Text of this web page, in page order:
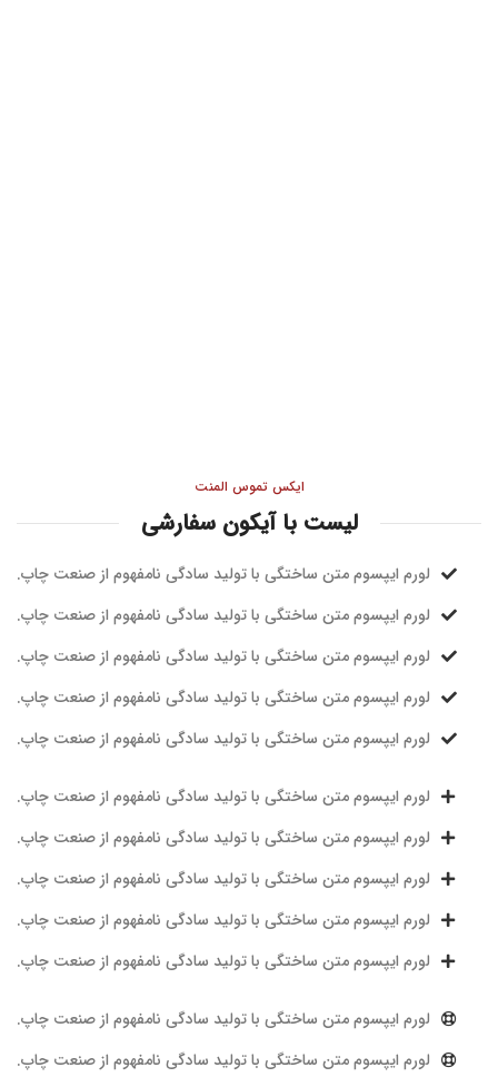
ایکس تموس المنت
لیست با آیکون سفارشی
لورم ایپسوم متن ساختگی با تولید سادگی نامفهوم از صنعت چاپ.
لورم ایپسوم متن ساختگی با تولید سادگی نامفهوم از صنعت چاپ.
لورم ایپسوم متن ساختگی با تولید سادگی نامفهوم از صنعت چاپ.
لورم ایپسوم متن ساختگی با تولید سادگی نامفهوم از صنعت چاپ.
لورم ایپسوم متن ساختگی با تولید سادگی نامفهوم از صنعت چاپ.
لورم ایپسوم متن ساختگی با تولید سادگی نامفهوم از صنعت چاپ.
لورم ایپسوم متن ساختگی با تولید سادگی نامفهوم از صنعت چاپ.
لورم ایپسوم متن ساختگی با تولید سادگی نامفهوم از صنعت چاپ.
لورم ایپسوم متن ساختگی با تولید سادگی نامفهوم از صنعت چاپ.
لورم ایپسوم متن ساختگی با تولید سادگی نامفهوم از صنعت چاپ.
لورم ایپسوم متن ساختگی با تولید سادگی نامفهوم از صنعت چاپ.
لورم ایپسوم متن ساختگی با تولید سادگی نامفهوم از صنعت چاپ.